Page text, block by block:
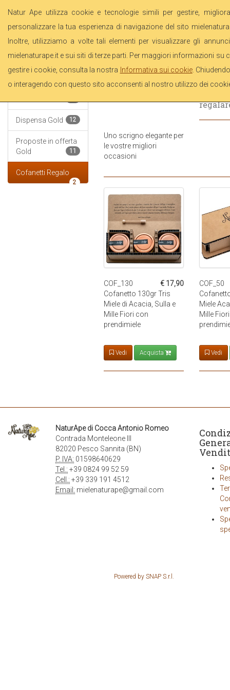
Natur Ape utilizza cookie e tecnologie simili per gestire,
personalizzare la tua esperienza di navigazione del sito
Inoltre, utilizziamo a volte tali elementi per visualizzare gli
mielenaturape.it e sui siti di terze parti. Per maggiori informazioni su
gestire i cookie, consulta la nostra Informativa sui cookie.
o interagendo con questo sito acconsenti al nostro utilizzo dei
Vaso Economy
Miele all'ingrosso
I nostri prodotti
Dispensa Gold 12
Proposte in offerta
Gold
11
Cofanetti Regalo
2
Uno scrigno elegante per
le vostre migliori
occasioni
COF_130
€ 17,90
Cofanetto 130gr Tris
Miele di Acacia, Sulla e
Mille Fiori con
prendimiele
Vedi Acquista
COF_50
Miele
Mille
Vedi
NaturApe di Cocca Antonio Romeo
Contrada Monteleone III
82020 Pesco Sannita (BN)
P. IVA: 01598640629
Tel.: +39 0824 99 52 59
Cell.: +39 339 191 4512
Email: mielenaturape@gmail.com
Powered by SNAP S.r.l.